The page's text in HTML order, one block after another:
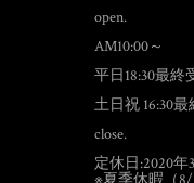
open.
AM10:00～
平日18:30最終
土日祝 16:30
close.
定休日:2020